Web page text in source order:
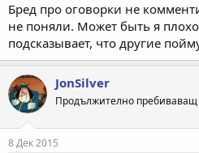
Бред про оговорки не
не поняли. Может быть я
подсказывает, что другие
JonSilver
Продължително пребиваващ
8 Дек 2015